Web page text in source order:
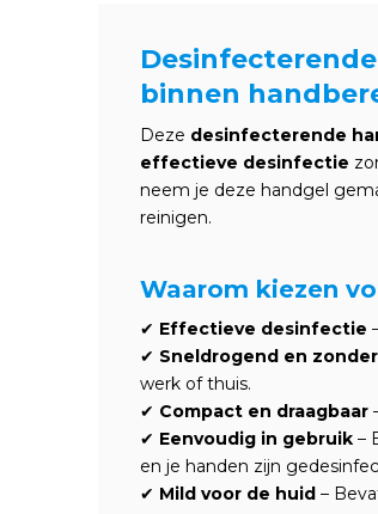
binnen
Deze desinfecterende
effectieve desinfectie
neem je deze handgel
reinigen.
Waarom kiezen
✔ Effectieve desinfectie
✔ Sneldrogend en
werk of thuis.
✔ Compact en draagbaar
✔ Eenvoudig in gebruik –
en je handen zijn
✔ Mild voor de huid –